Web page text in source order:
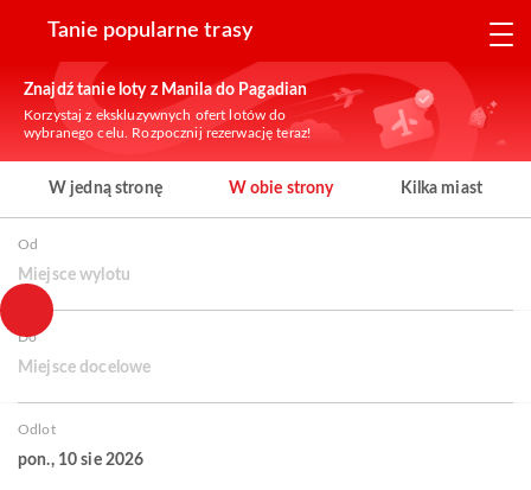
Tanie popularne trasy
Znajdź tanie loty z Manila do Pagadian
Korzystaj z ekskluzywnych ofert lotów do
wybranego celu. Rozpocznij rezerwację teraz!
W jedną stronę W obie strony Kilka miast
Od
Miejsce wylotu
Do
Miejsce docelowe
Odlot
pon., 10 sie 2026